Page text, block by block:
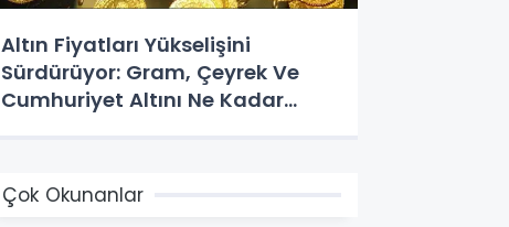
Altın Fiyatları Yükselişini
Sürdürüyor: Gram, Çeyrek Ve
Cumhuriyet Altını Ne Kadar
Çok Okunanlar